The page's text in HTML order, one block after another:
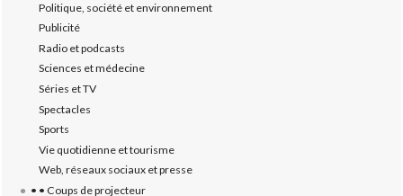
Politique, société et environnement
Publicité
Radio et podcasts
Sciences et médecine
Séries et TV
Spectacles
Sports
Vie quotidienne et tourisme
Web, réseaux sociaux et presse
• • Coups de projecteur